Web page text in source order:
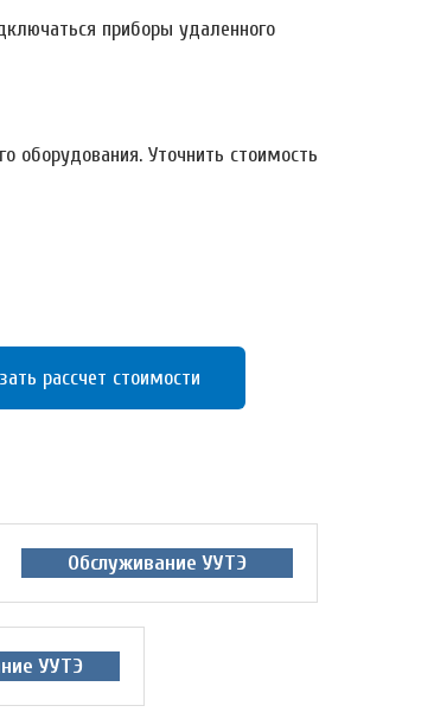
приборы удаленного
оборудования. Уточнить стоимость
рассчет стоимости
Обслуживание УУТЭ
УУТЭ